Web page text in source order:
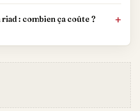
: combien ça coûte ?